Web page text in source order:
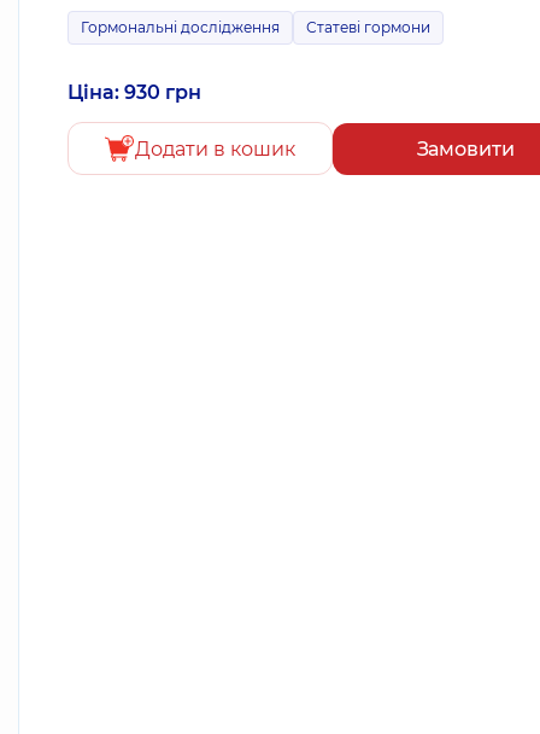
Гормональні дослідження Статеві гормони
Ціна: 930 грн
Додати в кошик Замовити